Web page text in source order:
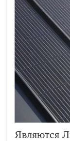
сохраняя
одновременно
среды...
Являются